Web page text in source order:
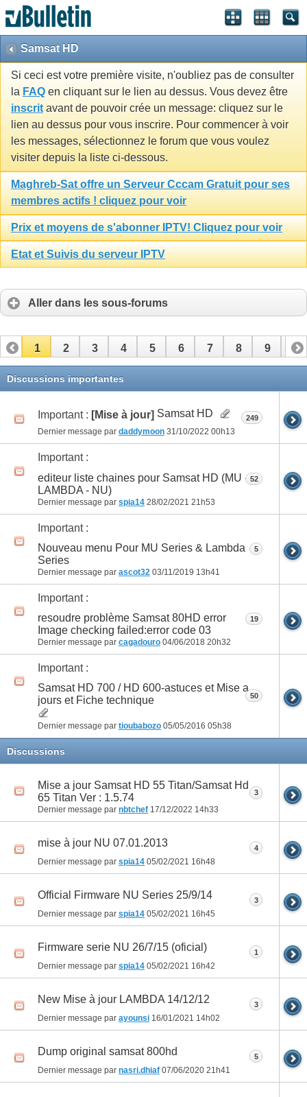
Samsat HD
Si ceci est votre première visite, n'oubliez pas de consulter
la FAQ en cliquant sur le lien au dessus. Vous devez être
inscrit avant de pouvoir crée un message: cliquez sur le
lien au dessus pour vous inscrire. Pour commencer à voir
les messages, sélectionnez le forum que vous voulez
visiter depuis la liste ci-dessous.
Maghreb-Sat offre un Serveur Cccam Gratuit pour ses
membres actifs ! cliquez pour voir
Prix et moyens de s'abonner IPTV! Cliquez pour voir
Etat et Suivis du serveur IPTV
Aller dans les sous-forums
1 2 3 4 5 6 7 8 9 10
11 12 13 14
Discussions importantes
Important : [Mise à jour] Samsat HD
Dernier message par daddymoon 31/10/2022 00h13
249
Important :
editeur liste chaines pour Samsat HD (MU -
LAMBDA - NU)
Dernier message par spia14 28/02/2021 21h53
52
Important :
Nouveau menu Pour MU Series & Lambda
Series
Dernier message par ascot32 03/11/2019 13h41
5
Important :
resoudre problème Samsat 80HD error
Image checking failed:error code 03
Dernier message par cagadouro 04/06/2018 20h32
19
Important :
Samsat HD 700 / HD 600-astuces et Mise a
jours et Fiche technique
Dernier message par tioubabozo 05/05/2016 05h38
50
Discussions
Mise a jour Samsat HD 55 Titan/Samsat Hd
65 Titan Ver : 1.5.74
Dernier message par nbtchef 17/12/2022 14h33
3
mise à jour NU 07.01.2013
Dernier message par spia14 05/02/2021 16h48
4
Official Firmware NU Series 25/9/14
Dernier message par spia14 05/02/2021 16h45
3
Firmware serie NU 26/7/15 (oficial)
Dernier message par spia14 05/02/2021 16h42
1
New Mise à jour LAMBDA 14/12/12
Dernier message par ayounsi 16/01/2021 14h02
3
Dump original samsat 800hd
Dernier message par nasri.dhiaf 07/06/2020 21h41
5